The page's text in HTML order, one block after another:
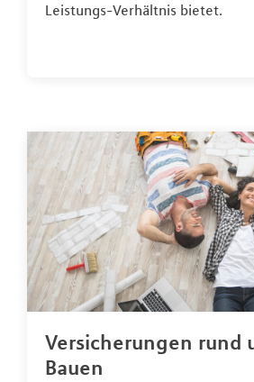
Leistungs-Verhältnis bietet.
Versicherungen rund
Bauen